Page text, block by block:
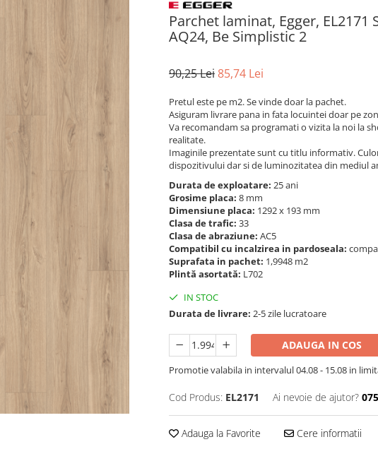
Parchet laminat, Egger,
AQ24, Be Simplistic 2
90,25 Lei85,74 Lei
Pretul este pe m2. Se vinde doar la pachet.
Asiguram livrare pana in fata locuintei doar pe
Va recomandam sa programati o vizita la noi la
realitate.
Imaginile prezentate sunt cu titlu informativ.
dispozitivului dar si de luminozitatea din mediul
Durata de exploatare: 25 ani
Grosime placa: 8 mm
Dimensiune placa: 1292 x 193 mm
Clasa de trafic: 33
Clasa de abraziune: AC5
Compatibil cu incalzirea in pardoseala:
Suprafata in pachet: 1,9948 m2
Plintă asortată: L702
IN STOC
Durata de livrare: 2-5 zile lucratoare
ADAUGA IN COS
Promotie valabila in intervalul 04.08 - 15.08 in
Cod Produs: EL2171 Ai nevoie de ajutor?
Adauga la Favorite Cere informatii